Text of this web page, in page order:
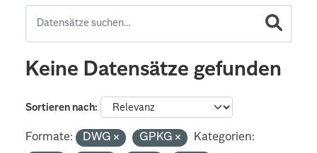
Keine Datensätze gefunden
Sortieren nach
Formate: DWG GPKG
Kategorien: